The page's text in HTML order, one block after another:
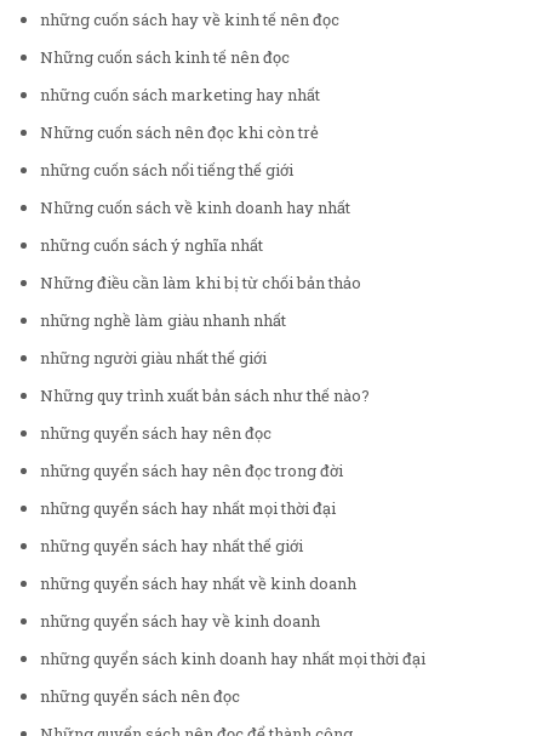
những cuốn sách hay về kinh tế nên đọc
Những cuốn sách kinh tế nên đọc
những cuốn sách marketing hay nhất
Những cuốn sách nên đọc khi còn trẻ
những cuốn sách nổi tiếng thế giới
Những cuốn sách về kinh doanh hay nhất
những cuốn sách ý nghĩa nhất
Những điều cần làm khi bị từ chối bản thảo
những nghề làm giàu nhanh nhất
những người giàu nhất thế giới
Những quy trình xuất bản sách như thế nào?
những quyển sách hay nên đọc
những quyển sách hay nên đọc trong đời
những quyển sách hay nhất mọi thời đại
những quyển sách hay nhất thế giới
những quyển sách hay nhất về kinh doanh
những quyển sách hay về kinh doanh
những quyển sách kinh doanh hay nhất mọi thời đại
những quyển sách nên đọc